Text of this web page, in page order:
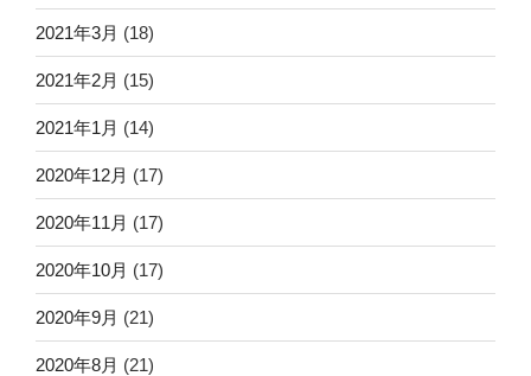
2021年3月 (18)
2021年2月 (15)
2021年1月 (14)
2020年12月 (17)
2020年11月 (17)
2020年10月 (17)
2020年9月 (21)
2020年8月 (21)